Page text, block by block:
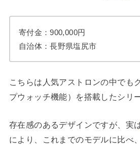
寄付金：900,000円
自治体：長野県塩尻市
こちらは人気アストロンの中でも
プウォッチ機能）を搭載したシリ
存在感のあるデザインですが、実
により、これまでのモデルに比べ